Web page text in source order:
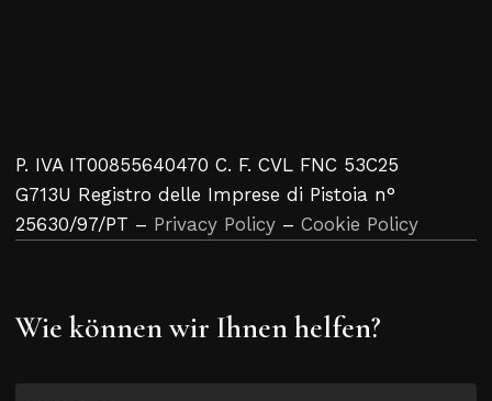
P. IVA IT00855640470 C. F. CVL FNC 53C25
G713U Registro delle Imprese di Pistoia n°
25630/97/PT – Privacy Policy – Cookie Policy
Wie können wir Ihnen helfen?